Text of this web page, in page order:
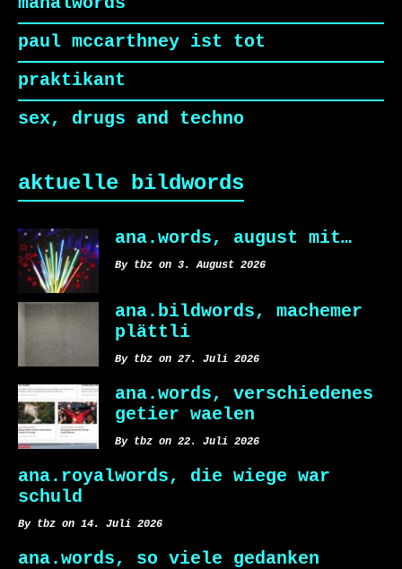
paul mccarthney ist tot
praktikant
sex, drugs and techno
aktuelle bildwords
ana.words, august mit…
By tbz on 3. August 2026
ana.bildwords, machemer
plättli
By tbz on 27. Juli 2026
ana.words, verschiedenes
getier waelen
By tbz on 22. Juli 2026
ana.royalwords, die wiege war
schuld
By tbz on 14. Juli 2026
ana.words, so viele gedanken